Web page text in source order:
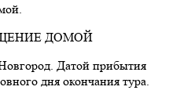
ДОМОЙ
Датой прибытия
дня окончания тура.